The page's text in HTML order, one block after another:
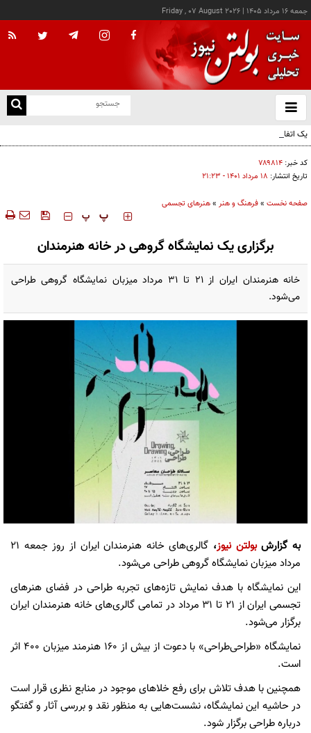
جمعه ۱۶ مرداد ۱۴۰۵ |
Friday , 07 August 2026
باز
و
یک اتفاق عجیب در «لوور»
کد خبر: ۷۸۹۸۱۴
تاریخ انتشار: ۱۸ مرداد ۱۴۰۱ - ۲۱:۲۳
صفحه نخست »فرهنگ و هنر »هنرهای تجسمی
‍‍‍ پ پ
برگزاری یک نمایشگاه گروهی در خانه هنرمندان
خانه هنرمندان ایران از ۲۱ تا ۳۱ مرداد میزبان نمایشگاه گروهی طراحی
می‌شود.
به گزارشبولتن نیوز،
گالری‌های خانه هنرمندان ایران از روز جمعه ۲۱
مرداد میزبان نمایشگاه گروهی طراحی می‌شود.
این نمایشگاه با هدف نمایش تازه‌های تجربه طراحی در فضای هنرهای
تجسمی ایران از ۲۱ تا ۳۱ مرداد در تمامی گالری‌های خانه هنرمندان ایران
برگزار می‌شود.
نمایشگاه «طراحی‌طراحی» با دعوت از بیش از ۱۶۰ هنرمند میزبان ۴۰۰ اثر
است.
همچنین با هدف تلاش برای رفع خلاهای موجود در منابع نظری قرار است
در حاشیه این نمایشگاه، نشست‌هایی به منظور نقد و بررسی آثار و گفتگو
درباره طراحی برگزار شود.